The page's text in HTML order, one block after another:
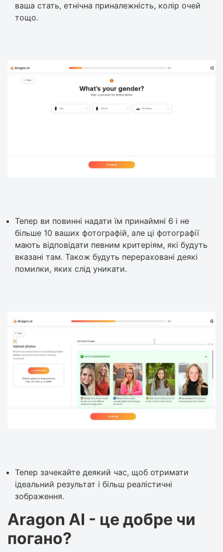
ваша стать, етнічна приналежність, колір очей
тощо.
Тепер ви повинні надати їм принаймні 6 і не
більше 10 ваших фотографій, але ці фотографії
мають відповідати певним критеріям, які будуть
вказані там. Також будуть перераховані деякі
помилки, яких слід уникати.
Тепер зачекайте деякий час, щоб отримати
ідеальний результат і більш реалістичні
зображення.
Aragon AI - це добре чи
погано?